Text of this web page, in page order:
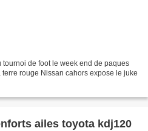
de foot le week end de paques
rouge Nissan cahors expose le juke
ailes toyota kdj120